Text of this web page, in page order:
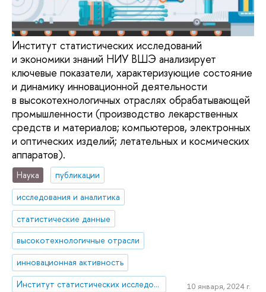
Институт статистических исследований
и экономики знаний НИУ ВШЭ анализирует
ключевые показатели, характеризующие состояние
и динамику инновационной деятельности
в высокотехнологичных отраслях обрабатывающей
промышленности (производство лекарственных
средств и материалов; компьютеров, электронных
и оптических изделий; летательных и космических
аппаратов).
Наука
публикации
исследования и аналитика
статистические данные
высокотехнологичные отрасли
инновационная активность
Институт статистических исследований и экономики знаний
10 января, 2024 г.